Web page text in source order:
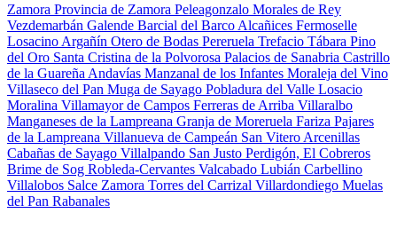
Zamora Provincia de Zamora Peleagonzalo Morales de Rey
Vezdemarbán Galende Barcial del Barco Alcañices Fermoselle
Losacino Argañín Otero de Bodas Pereruela Trefacio Tábara Pino
del Oro Santa Cristina de la Polvorosa Palacios de Sanabria Castrillo
de la Guareña Andavías Manzanal de los Infantes Moraleja del Vino
Villaseco del Pan Muga de Sayago Pobladura del Valle Losacio
Moralina Villamayor de Campos Ferreras de Arriba Villaralbo
Manganeses de la Lampreana Granja de Moreruela Fariza Pajares
de la Lampreana Villanueva de Campeán San Vitero Arcenillas
Cabañas de Sayago Villalpando San Justo Perdigón, El Cobreros
Brime de Sog Robleda-Cervantes Valcabado Lubián Carbellino
Villalobos Salce Zamora Torres del Carrizal Villardondiego Muelas
del Pan Rabanales